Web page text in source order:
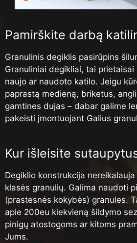
Pamirškite darbą
Granulinis degiklis pasirūpins
Granuliniai degikliai, tai prietaisai
naujo ar naudoto katilo. Jeigu
paprastą medieną, briketus,
gamtines dujas – dabar galime
pakeisti įmontuojant Galius
Kur išleisite
Degiklio konstrukcija
klasės granulių. Galima naudoti
(prastesnės kokybės) granules.
apie 200eu kiekvieną šildymo
pinigų atostogoms ar kitoms
Jums.